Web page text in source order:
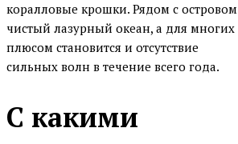
коралловые крошки. Рядом с островом
чистый лазурный океан, а для многих
плюсом становится и отсутствие
сильных волн в течение всего года.
С какими